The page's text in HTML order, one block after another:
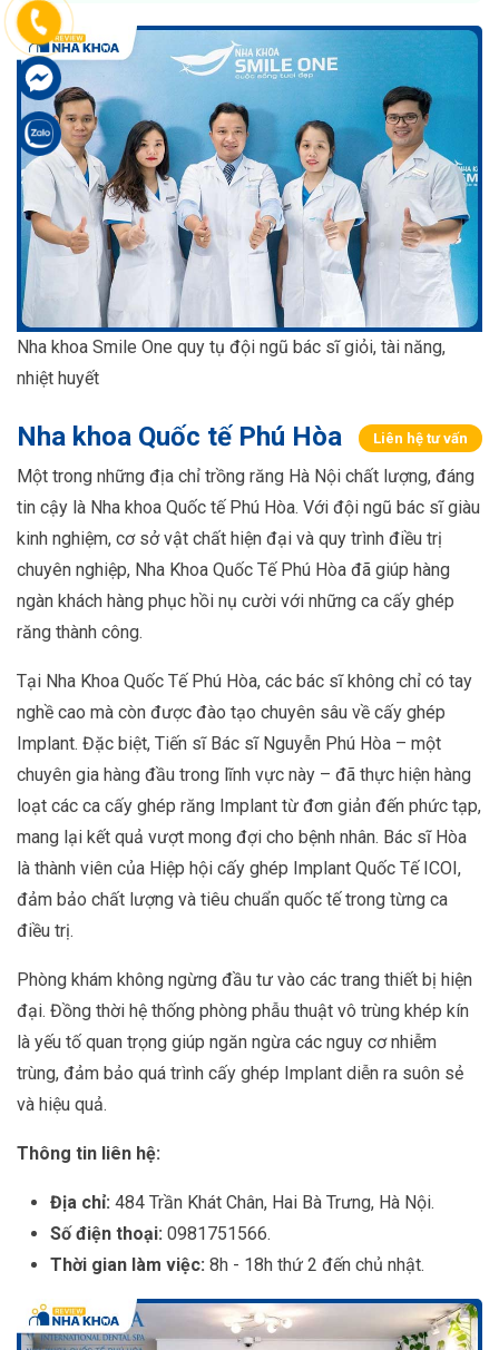
Nha khoa Smile One quy tụ đội ngũ bác sĩ giỏi, tài năng,
nhiệt huyết
Nha khoa Quốc tế Phú Hòa Liên hệ tư vấn
Một trong những địa chỉ trồng răng Hà Nội chất lượng, đáng
tin cậy là Nha khoa Quốc tế Phú Hòa. Với đội ngũ bác sĩ giàu
kinh nghiệm, cơ sở vật chất hiện đại và quy trình điều trị
chuyên nghiệp, Nha Khoa Quốc Tế Phú Hòa đã giúp hàng
ngàn khách hàng phục hồi nụ cười với những ca cấy ghép
răng thành công.
Tại Nha Khoa Quốc Tế Phú Hòa, các bác sĩ không chỉ có tay
nghề cao mà còn được đào tạo chuyên sâu về cấy ghép
Implant. Đặc biệt, Tiến sĩ Bác sĩ Nguyễn Phú Hòa – một
chuyên gia hàng đầu trong lĩnh vực này – đã thực hiện hàng
loạt các ca cấy ghép răng Implant từ đơn giản đến phức tạp,
mang lại kết quả vượt mong đợi cho bệnh nhân. Bác sĩ Hòa
là thành viên của Hiệp hội cấy ghép Implant Quốc Tế ICOI,
đảm bảo chất lượng và tiêu chuẩn quốc tế trong từng ca
điều trị.
Phòng khám không ngừng đầu tư vào các trang thiết bị hiện
đại. Đồng thời hệ thống phòng phẫu thuật vô trùng khép kín
là yếu tố quan trọng giúp ngăn ngừa các nguy cơ nhiễm
trùng, đảm bảo quá trình cấy ghép Implant diễn ra suôn sẻ
và hiệu quả.
Thông tin liên hệ:
Địa chỉ: 484 Trần Khát Chân, Hai Bà Trưng, Hà Nội.
Số điện thoại: 0981751566.
Thời gian làm việc: 8h - 18h thứ 2 đến chủ nhật.